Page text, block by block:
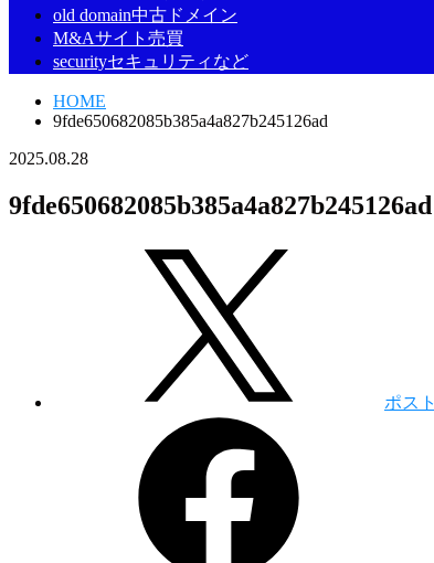
old domain中古ドメイン
M&Aサイト売買
securityセキュリティなど
HOME
9fde650682085b385a4a827b245126ad
2025.08.28
9fde650682085b385a4a827b245126ad
ポスト